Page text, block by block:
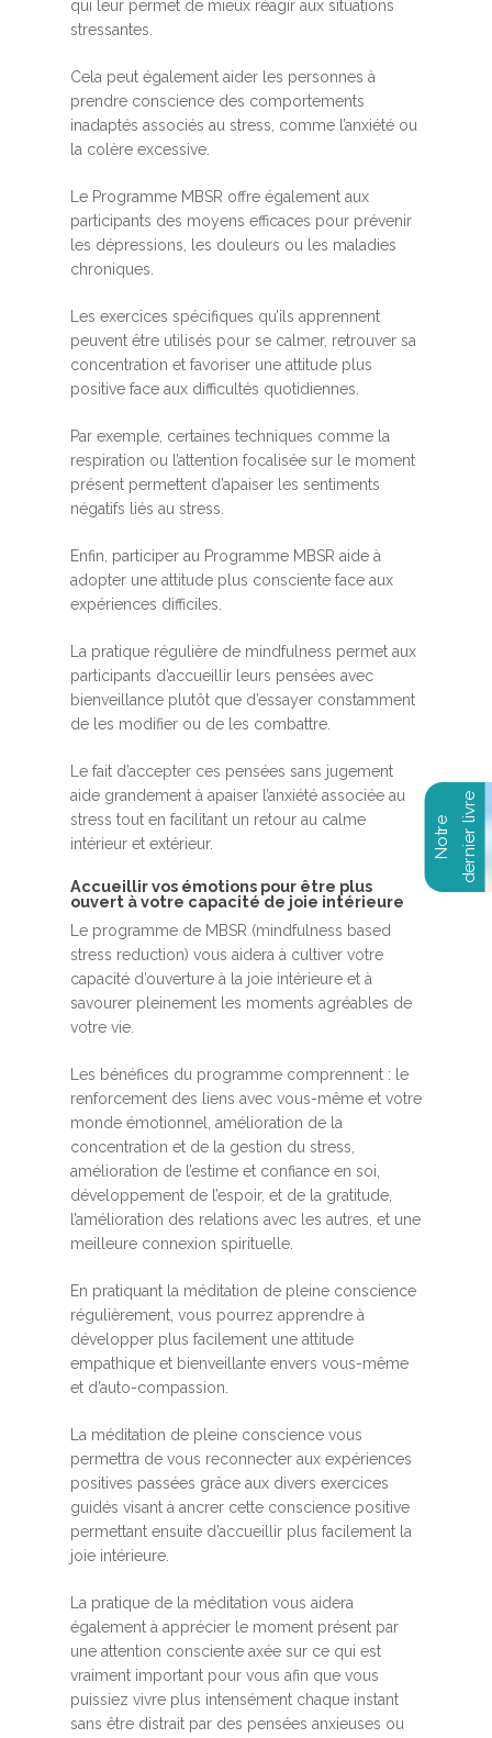
qui leur permet de mieux réagir aux situations
stressantes.
Cela peut également aider les personnes à
prendre conscience des comportements
inadaptés associés au stress, comme l’anxiété ou
la colère excessive.
Le Programme MBSR offre également aux
participants des moyens efficaces pour prévenir
les dépressions, les douleurs ou les maladies
chroniques.
Les exercices spécifiques qu’ils apprennent
peuvent être utilisés pour se calmer, retrouver sa
concentration et favoriser une attitude plus
positive face aux difficultés quotidiennes.
Par exemple, certaines techniques comme la
respiration ou l’attention focalisée sur le moment
présent permettent d’apaiser les sentiments
négatifs liés au stress.
Enfin, participer au Programme MBSR aide à
adopter une attitude plus consciente face aux
expériences difficiles.
La pratique régulière de mindfulness permet aux
participants d’accueillir leurs pensées avec
bienveillance plutôt que d’essayer constamment
de les modifier ou de les combattre.
Le fait d’accepter ces pensées sans jugement
aide grandement à apaiser l’anxiété associée au
stress tout en facilitant un retour au calme
intérieur et extérieur.
Accueillir vos émotions pour être plus
ouvert à votre capacité de joie intérieure
Le programme de MBSR (mindfulness based
stress reduction) vous aidera à cultiver votre
capacité d’ouverture à la joie intérieure et à
savourer pleinement les moments agréables de
votre vie.
Les bénéfices du programme comprennent : le
renforcement des liens avec vous-même et votre
monde émotionnel, amélioration de la
concentration et de la gestion du stress,
amélioration de l’estime et confiance en soi,
développement de l’espoir, et de la gratitude,
l’amélioration des relations avec les autres, et une
meilleure connexion spirituelle.
En pratiquant la méditation de pleine conscience
régulièrement, vous pourrez apprendre à
développer plus facilement une attitude
empathique et bienveillante envers vous-même
et d’auto-compassion.
La méditation de pleine conscience vous
permettra de vous reconnecter aux expériences
positives passées grâce aux divers exercices
guidés visant à ancrer cette conscience positive
permettant ensuite d’accueillir plus facilement la
joie intérieure.
La pratique de la méditation vous aidera
également à apprécier le moment présent par
une attention consciente axée sur ce qui est
vraiment important pour vous afin que vous
puissiez vivre plus intensément chaque instant
sans être distrait par des pensées anxieuses ou